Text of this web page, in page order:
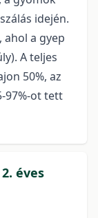
idején.
a gyep
A teljes
50%, az
97%-ot tett
éves